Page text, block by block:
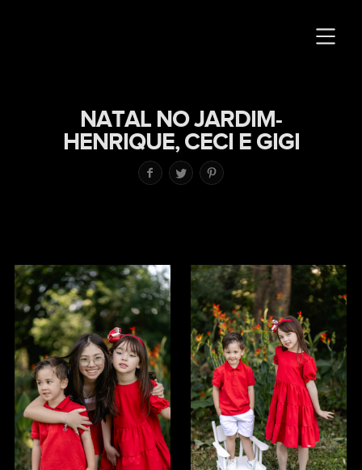
NATAL NO JARDIM-
HENRIQUE, CECI E GIGI